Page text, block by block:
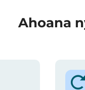
Ahoana